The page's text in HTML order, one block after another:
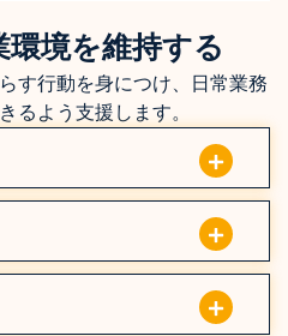
境を維持する
す行動を身につけ、日常業務
るよう支援します。